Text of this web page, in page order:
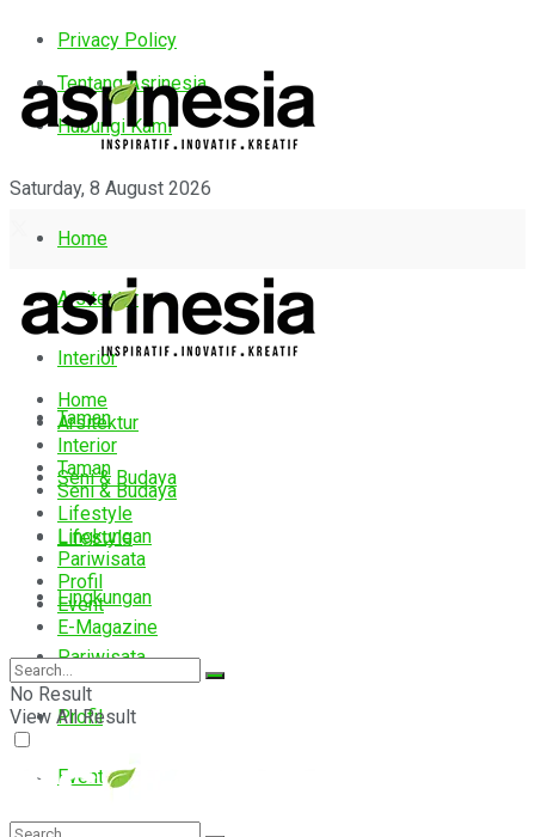
Privacy Policy
Tentang Asrinesia
Hubungi Kami
Saturday, 8 August 2026
Home
Arsitektur
Interior
Taman
Seni & Budaya
Lifestyle
Lingkungan
Pariwisata
Profil
Event
Home
Arsitektur
Interior
Taman
Seni & Budaya
Lifestyle
Lingkungan
Pariwisata
Profil
Event
E-Magazine
No Result
View All Result